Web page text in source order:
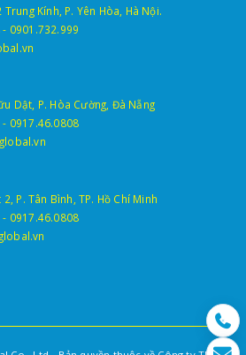
Trung Kính, P. Yên Hòa, Hà Nội.
- 0901.732.999
Dật, P. Hòa Cường, Đà Nẵng
- 0917.46.0808
2, P. Tân Bình, TP. Hồ Chí Minh
- 0917.46.0808